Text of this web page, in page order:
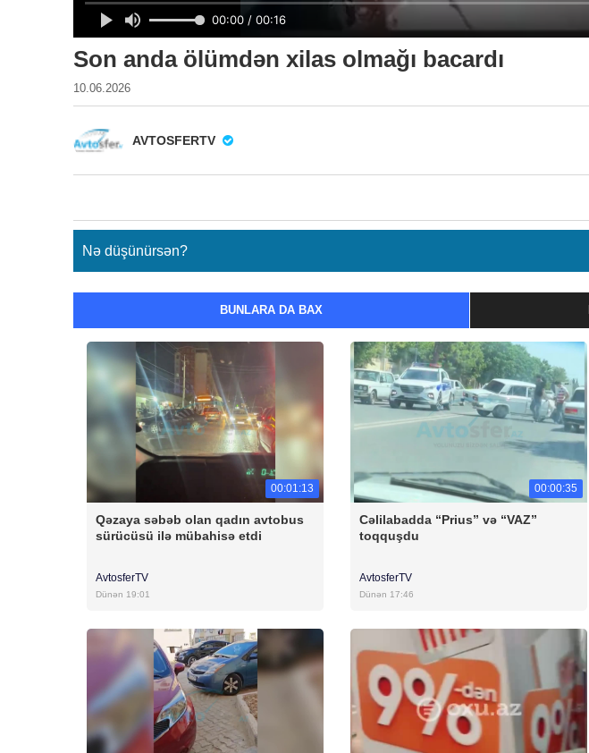
Son anda ölümdən xilas olmağı bacardı
10.06.2026
AVTOSFERTV
Nə düşünürsən?
BUNLARA DA BAX
00:01:13
Qəzaya səbəb olan qadın avtobus
sürücüsü ilə mübahisə etdi
AvtosferTV
Dünən 19:01
00:00:35
Cəlilabadda “Prius” və “VAZ”
toqquşdu
AvtosferTV
Dünən 17:46